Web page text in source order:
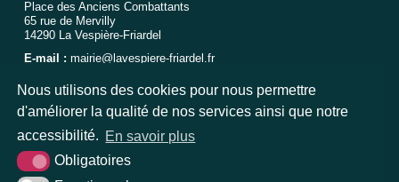
Nous utilisons des cookies pour nous permettre
d'améliorer la qualité de nos services ainsi que notre
accessibilité. En savoir plus
Obligatoires
Place des Anciens Combattants
65 rue de Mervilly
14290 La Vespière-Friardel
E-mail : mairie@lavespiere-friardel.fr
Téléphone :
02.31.32.83.84
Horaires*
Lundi
8h30-12h30 et 13h30-17h
Mardi
8h30-12h30 et 13h30-17h
Mercredi
8h30-12h30 et 13h30-17h